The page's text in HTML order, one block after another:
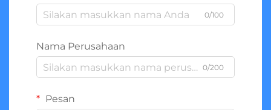
0/100
Nama Perusahaan
0/200
Pesan